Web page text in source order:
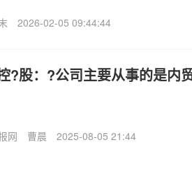
2026-02-05 09:44:44
?股：?公司主要从事的是内
网 曹晨 2025-08-05 21:44